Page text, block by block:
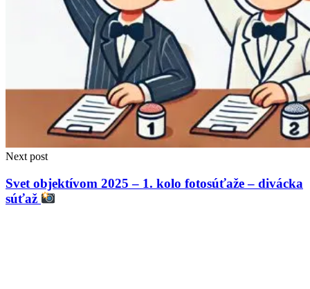
Next post
Svet objektívom 2025 – 1. kolo fotosúťaže – divácka
súťaž